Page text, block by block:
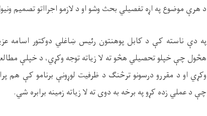
د هرې موضوع په اړه تفصيلي بحث وشو او د لازمو اجرااتو تصمیم
په دې ناسته کې د کابل پوهنتون رئيس ښاغلي دوکتور اسامه
هڅول چې خپلو تحصیلي هڅو ته لا زياته توجه وکړي، د خپلې
وکړي او د مقررو درسونو ترڅنګ د ظرفيت لوړونې برنامو کې هم
چې د عملي زده کړو په برخه به دوی ته لا زیاته زمینه برابره شي.